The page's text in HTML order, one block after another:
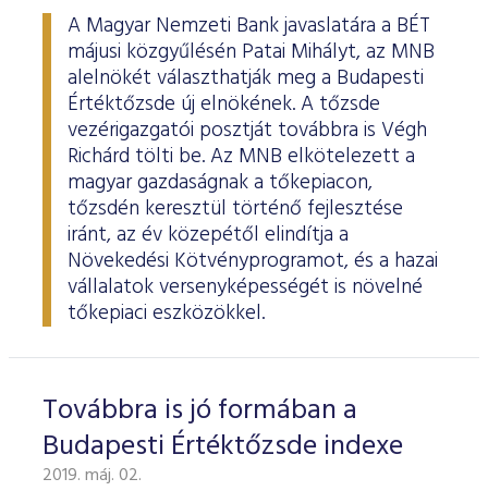
A Magyar Nemzeti Bank javaslatára a BÉT
májusi közgyűlésén Patai Mihályt, az MNB
alelnökét választhatják meg a Budapesti
Értéktőzsde új elnökének. A tőzsde
vezérigazgatói posztját továbbra is Végh
Richárd tölti be. Az MNB elkötelezett a
magyar gazdaságnak a tőkepiacon,
tőzsdén keresztül történő fejlesztése
iránt, az év közepétől elindítja a
Növekedési Kötvényprogramot, és a hazai
vállalatok versenyképességét is növelné
tőkepiaci eszközökkel.
Továbbra is jó formában a
Budapesti Értéktőzsde indexe
2019. máj. 02.